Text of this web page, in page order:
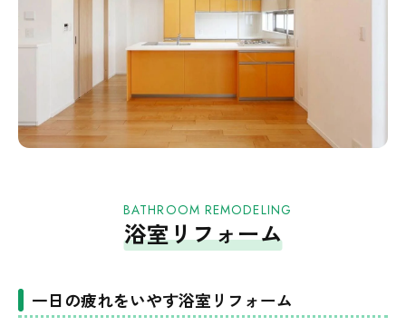
BATHROOM REMODELING
浴室リフォーム
一日の疲れをいやす浴室リフォーム